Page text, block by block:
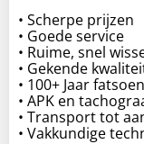
• Scherpe prijzen
• Goede service
• Ruime, snel
• Gekende
• 100+ Jaar
• APK en
• Transport tot
• Vakkundige